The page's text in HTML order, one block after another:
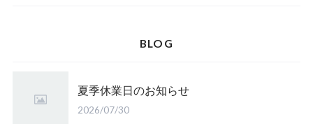
【完売】山形産 さわのはな（有機栽培米）
山形県庄内 ミルキークイーン
皇室献上米 こしひかり（長野）
鳥取県産 江府米きぬむすめ
【完売】岩手のアカシア蜜
BLOG
夏季休業日のお知らせ
2026/07/30